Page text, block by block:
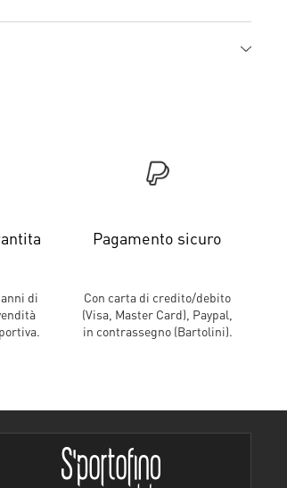
di
Pagamento sicuro
Con carta di credito/debito
(Visa, Master Card), Paypal,
in contrassegno (Bartolini).